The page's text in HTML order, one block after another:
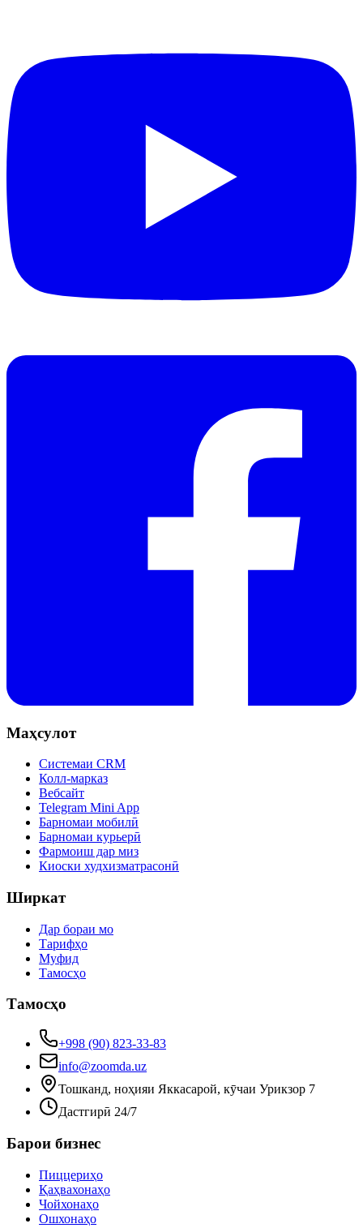
Маҳсулот
Системаи CRM
Колл-марказ
Вебсайт
Telegram Mini App
Барномаи мобилӣ
Барномаи курьерӣ
Фармоиш дар миз
Киоски худхизматрасонӣ
Ширкат
Дар бораи мо
Тарифҳо
Муфид
Тамосҳо
Тамосҳо
+998 (90) 823-33-83
info@zoomda.uz
Тошканд, ноҳияи Яккасарой, кӯчаи Урикзор 7
Дастгирӣ 24/7
Барои бизнес
Пиццериҳо
Қаҳвахонаҳо
Чойхонаҳо
Ошхонаҳо